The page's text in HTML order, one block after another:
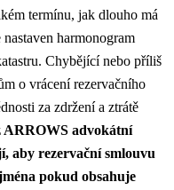
termínu, jak dlouho má
harmonogram
Chybějící nebo příliš
o vrácení rezervačního
za zdržení a ztrátě
ARROWS advokátní
aby rezervační smlouvu
pokud obsahuje